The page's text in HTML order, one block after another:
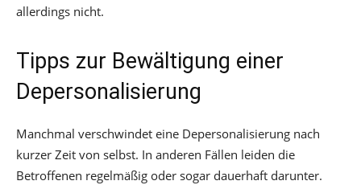
allerdings nicht.
Tipps zur Bewältigung einer
Depersonalisierung
Manchmal verschwindet eine Depersonalisierung nach
kurzer Zeit von selbst. In anderen Fällen leiden die
Betroffenen regelmäßig oder sogar dauerhaft darunter.